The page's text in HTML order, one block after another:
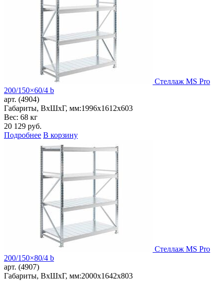
Стеллаж MS Pro
200/150×60/4 b
арт. (4904)
Габариты, ВxШxГ, мм:1996x1612x603
Вес: 68 кг
20 129 руб.
Подробнее В корзину
Стеллаж MS Pro
200/150×80/4 b
арт. (4907)
Габариты, ВxШxГ, мм:2000x1642x803